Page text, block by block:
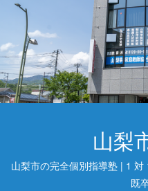
山梨
山梨市の完全個別指導塾 | 1 対
既